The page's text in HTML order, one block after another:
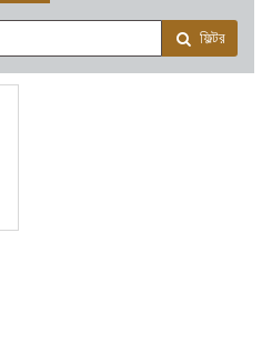
ফিল্টর